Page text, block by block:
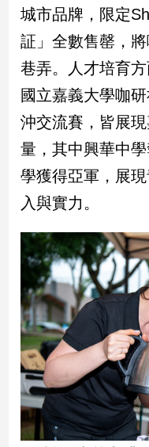
遊
戲
運
動
寵
物
Pet
影
音
專
區
合
作
媒
體
投
城市品牌，限定
証」全數售罄，
巷弄。人才培育
國立嘉義大學咖
沖交流賽，皆展
量，其中興華中
學獲得亞軍，展
入與實力。